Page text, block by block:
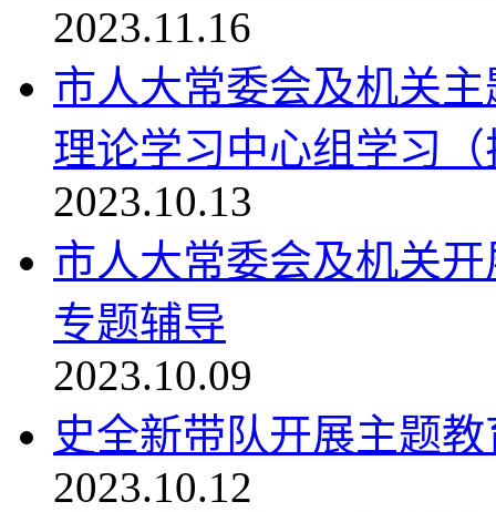
2023.11.16
市人大常委会及机关
理论学习中心组学习（
2023.10.13
市人大常委会及机关
专题辅导
2023.10.09
史全新带队开展主题
2023.10.12